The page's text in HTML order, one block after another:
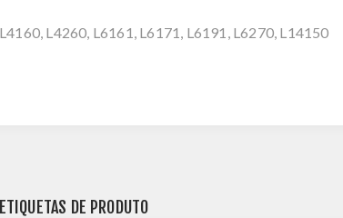
L4260, L6161, L6171, L6191, L6270, L14150
ETIQUETAS DE PRODUTO